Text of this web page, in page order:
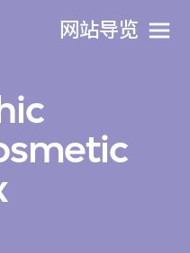
网站导览